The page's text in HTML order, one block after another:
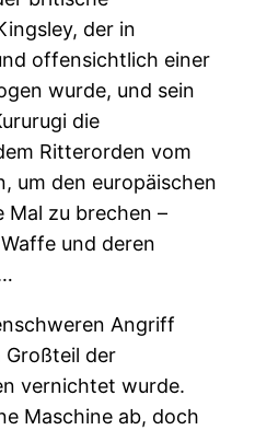
der in
offensichtlich einer
wurde, und sein
die
Ritterorden vom
um den europäischen
Mal zu brechen –
und deren
Angriff
Großteil der
vernichtet wurde.
Maschine ab, doch